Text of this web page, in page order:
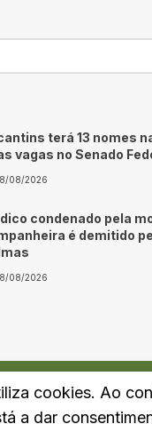
terá 13 nomes
vagas no Senado
08/2026
condenado pela
é demitido
08/2026
Conosco
cookies. Ao
a dar